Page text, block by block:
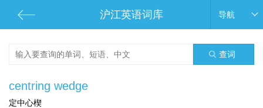
沪江英语词库 导航
查词
centring wedge
定中心楔